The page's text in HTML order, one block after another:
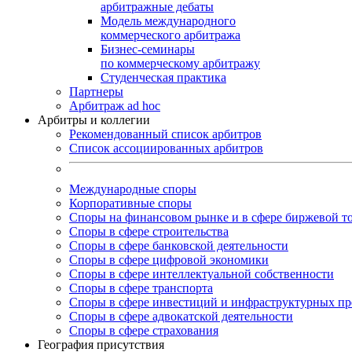
арбитражные дебаты
Модель международного
коммерческого арбитража
Бизнес-семинары
по коммерческому арбитражу
Студенческая практика
Партнеры
Арбитраж ad hoc
Арбитры и коллегии
Рекомендованный список арбитров
Список ассоциированных арбитров
Международные споры
Корпоративные споры
Споры на финансовом рынке и в сфере биржевой
Споры в сфере строительства
Споры в сфере банковской деятельности
Споры в сфере цифровой экономики
Споры в сфере интеллектуальной собственности
Споры в сфере транспорта
Cпоры в сфере инвестиций и инфраструктурных
Споры в сфере адвокатской деятельности
Споры в сфере страхования
География присутствия